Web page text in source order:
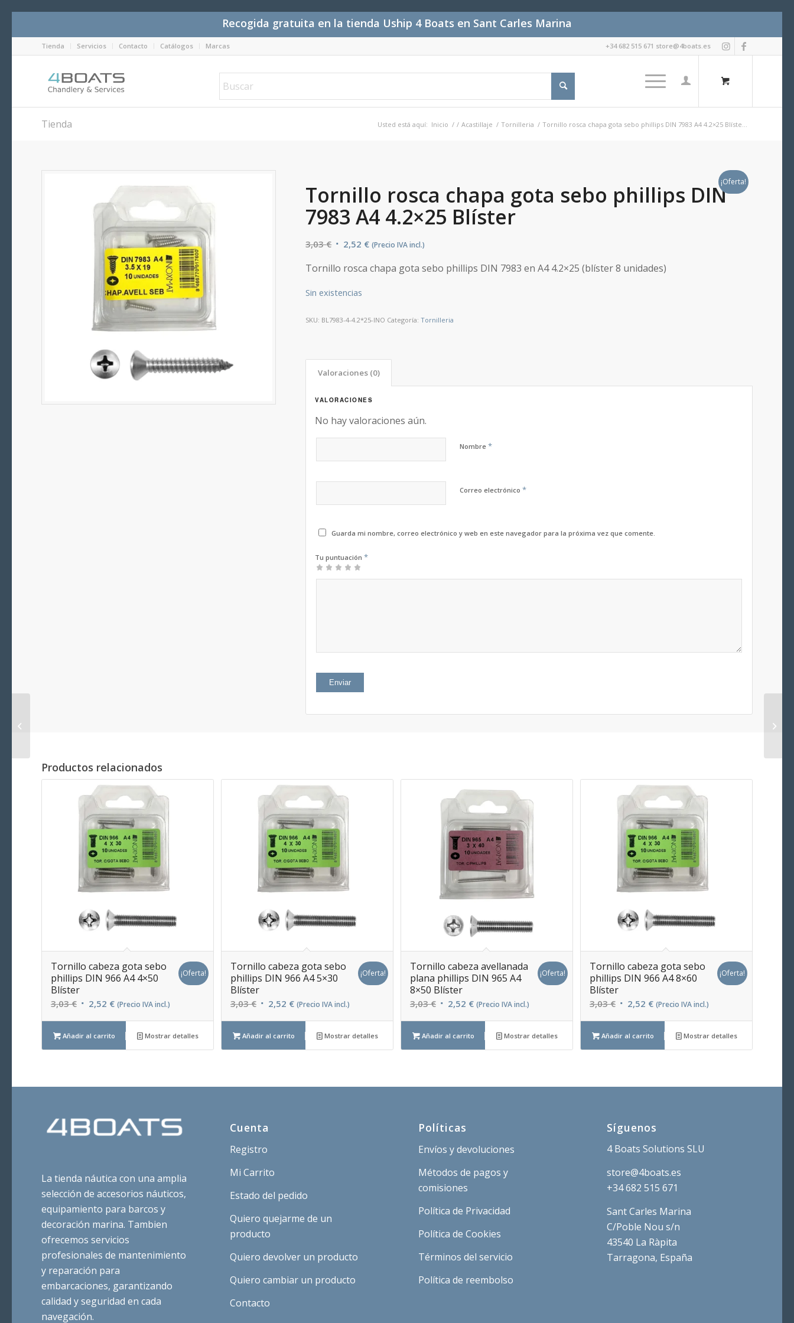
Recogida gratuita en la tienda Uship 4 Boats en Sant Carles Marina
Tienda Servicios Contacto Catálogos Marcas +34 682 515 671 store@4boats.es
Tienda Usted está aquí: Inicio / / Acastillaje / Tornilleria / Tornillo rosca chapa gota sebo phillips DIN 7983 A4 4.2×25 Blíste...
¡Oferta!
Tornillo rosca chapa gota sebo phillips DIN
7983 A4 4.2×25 Blíster
3,03€ El
original
3,03 €.
2,52 €El
actual
(Precio IVA incl.)
Tornillo rosca chapa gota sebo phillips DIN 7983 en A4 4.2×25 (blíster 8 unidades)
Sin existencias
SKU: BL7983-4-4.2*25-INO Categoría:Tornilleria
Valoraciones (0)
VALORACIONES
No hay valoraciones aún.
Nombre*
Correo electrónico*
Guarda mi nombre, correo electrónico y web en este navegador para la próxima vez que comente.
Tu puntuación*
1
2 de
3 de 5
4 de 5
5 de 5
Productos relacionados
Tornillo cabeza gota sebo
phillips DIN 966 A4 4×50
Blíster
3,03€ El 2,52 €El
actual
(Precio IVA incl.)
¡Oferta!
Añadir al carrito Mostrar detalles
Tornillo cabeza gota sebo
phillips DIN 966 A4 5×30
Blíster
3,03€ El 2,52 €El
actual
(Precio IVA incl.)
¡Oferta!
Añadir al carrito Mostrar detalles
Tornillo cabeza avellanada
plana phillips DIN 965 A4
8×50 Blíster
3,03€ El 2,52 €El
actual
(Precio IVA incl.)
¡Oferta!
Añadir al carrito Mostrar detalles
Tornillo cabeza gota sebo
phillips DIN 966 A4 8×60
Blíster
3,03€ El 2,52 €El
actual
(Precio IVA incl.)
¡Oferta!
Añadir al carrito Mostrar detalles
La tienda náutica con una amplia
selección de accesorios náuticos,
equipamiento para barcos y
decoración marina. Tambien
ofrecemos servicios
profesionales de mantenimiento
y reparación para
embarcaciones, garantizando
calidad y seguridad en cada
navegación.
Cuenta
Registro
Mi Carrito
Estado del pedido
Quiero quejarme de un
producto
Quiero devolver un producto
Quiero cambiar un producto
Contacto
Políticas
Envíos y devoluciones
Métodos de pagos y
comisiones
Política de Privacidad
Política de Cookies
Términos del servicio
Política de reembolso
Síguenos
4 Boats Solutions SLU
store@4boats.es
+34 682 515 671
Sant Carles Marina
C/Poble Nou s/n
43540 La Ràpita
Tarragona, España